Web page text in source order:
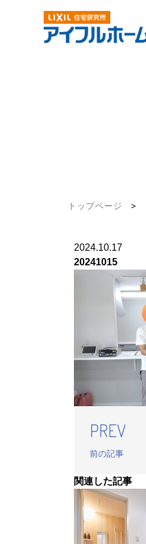
トップページ >
2024.10.17
20241015
PREV
前の記事
関連した記事